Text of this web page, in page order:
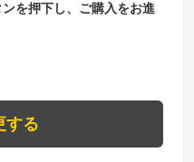
を押下し、ご購入をお進
する